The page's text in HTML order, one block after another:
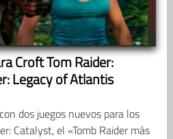
Croft Tom Raider:
Legacy of Atlantis
dos juegos nuevos para los
Catalyst, el «Tomb Raider más